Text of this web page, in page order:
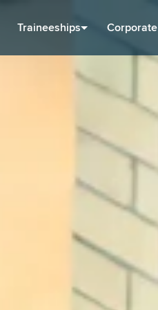
Traineeships Corporate